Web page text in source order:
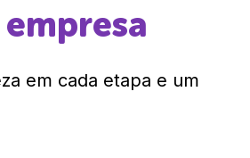
em cada etapa e um